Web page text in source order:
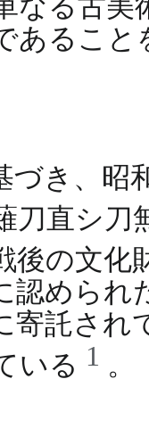
あること
き、昭
刀直シ刀
後の文
認めら
寄託さ
いる 1 。